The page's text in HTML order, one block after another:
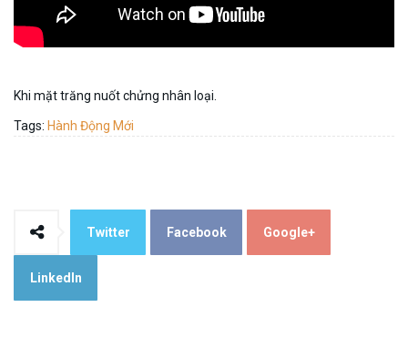
Khi mặt trăng nuốt chửng nhân loại.
Tags: Hành Động Mới
Twitter Facebook Google+
LinkedIn